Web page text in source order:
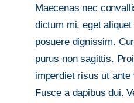
Maecenas nec
dictum mi, eget
posuere dignissim.
purus non sagittis.
imperdiet risus ut
Fusce a dapibus dui.